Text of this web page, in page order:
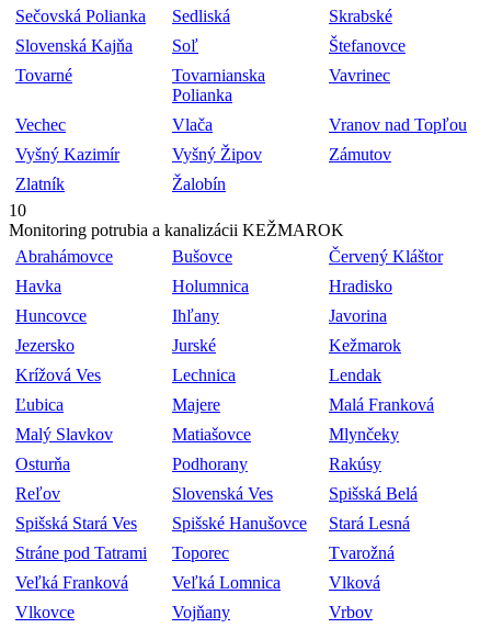
Sečovská Polianka
Sedliská
Skrabské
Slovenská Kajňa
Soľ
Štefanovce
Tovarné
Tovarnianska
Polianka
Vavrinec
Vechec Vlača
Vranov nad Topľou
Vyšný Kazimír
Vyšný Žipov
Zámutov
Zlatník
Žalobín
10
Monitoring potrubia a kanalizácii KEŽMAROK
Abrahámovce
Bušovce
Červený Kláštor
Havka
Holumnica
Hradisko
Huncovce
Ihľany
Javorina
Jezersko
Jurské
Kežmarok
Krížová Ves
Lechnica
Lendak
Ľubica
Majere
Malá Franková
Malý Slavkov
Matiašovce
Mlynčeky
Osturňa
Podhorany
Rakúsy
Reľov
Slovenská Ves
Spišská Belá
Spišská Stará Ves
Spišské Hanušovce
Stará Lesná
Stráne pod Tatrami
Toporec
Tvarožná
Veľká Franková
Veľká Lomnica
Vlková
Vlkovce
Vojňany
Vrbov